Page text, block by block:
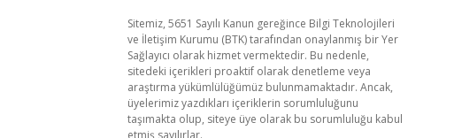
Sitemiz, 5651 Sayılı Kanun gereğince Bilgi Teknolojileri
ve İletişim Kurumu (BTK) tarafından onaylanmış bir Yer
Sağlayıcı olarak hizmet vermektedir. Bu nedenle,
sitedeki içerikleri proaktif olarak denetleme veya
araştırma yükümlülüğümüz bulunmamaktadır. Ancak,
üyelerimiz yazdıkları içeriklerin sorumluluğunu
taşımakta olup, siteye üye olarak bu sorumluluğu kabul
etmiş sayılırlar.